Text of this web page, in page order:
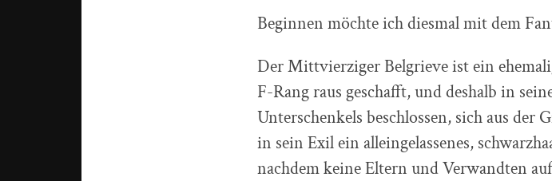
Beginnen möchte ich diesmal mit dem
Der Mittvierziger Belgrieve ist ein
F-Rang raus geschafft, und deshalb in
Unterschenkels beschlossen, sich aus der
in sein Exil ein alleingelassenes,
nachdem keine Eltern und Verwandten